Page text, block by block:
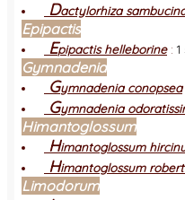
Dactylorhiza
Epipactis
Epipactis helleborine:
Gymnadenia
Gymnadenia conopsea
Gymnadenia
Himantoglossum
Himantoglossum
Himantoglossum
Limodorum